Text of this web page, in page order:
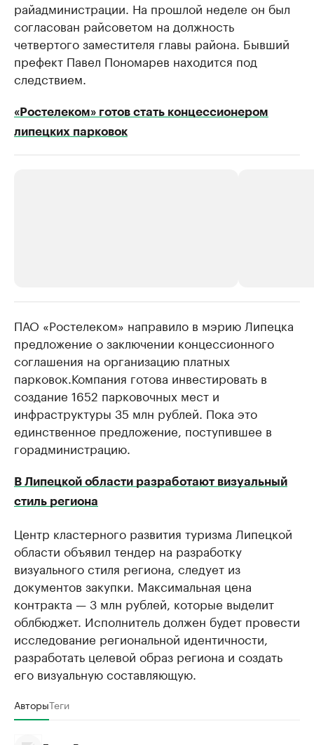
райадминистрации. На прошлой неделе он был
согласован райсоветом на должность
четвертого заместителя главы района. Бывший
префект Павел Пономарев находится под
следствием.
«Ростелеком» готов стать концессионером
липецких парковок
Делитесь новостями бизнеса на РБК
Управляйте страницей компании и развивайте личные
бренды спикеров бизнеса
Крупнейшие
Ознакомьтесь с
ПАО «Ростелеком» направило в мэрию Липецка
предложение о заключении концессионного
соглашения на организацию платных
парковок.Компания готова инвестировать в
создание 1652 парковочных мест и
инфраструктуры 35 млн рублей. Пока это
единственное предложение, поступившее в
горадминистрацию.
В Липецкой области разработают визуальный
стиль региона
Центр кластерного развития туризма Липецкой
области объявил тендер на разработку
визуального стиля региона, следует из
документов закупки. Максимальная цена
контракта — 3 млн рублей, которые выделит
облбюджет. Исполнитель должен будет провести
исследование региональной идентичности,
разработать целевой образ региона и создать
его визуальную составляющую.
АвторыТеги